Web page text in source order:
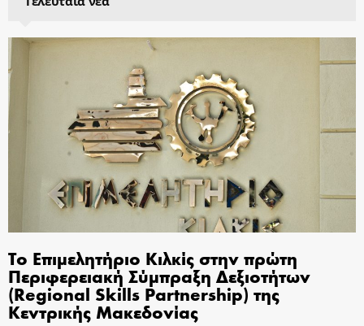
Το Επιμελητήριο Κιλκίς στην πρώτη
Περιφερειακή Σύμπραξη Δεξιοτήτων
(Regional Skills Partnership) της
Κεντρικής Μακεδονίας